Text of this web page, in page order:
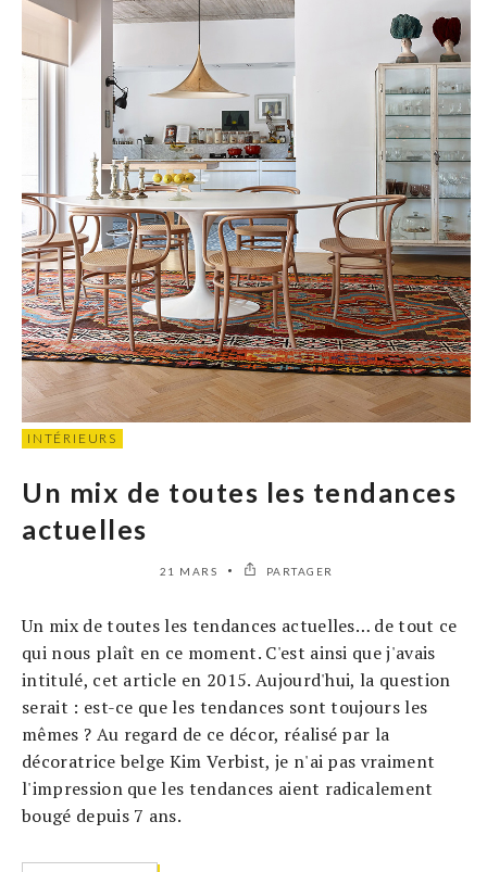
INTÉRIEURS
Un mix de toutes les tendances
actuelles
21 MARS PARTAGER
Un mix de toutes les tendances actuelles… de tout ce
qui nous plaît en ce moment. C'est ainsi que j'avais
intitulé, cet article en 2015. Aujourd'hui, la question
serait : est-ce que les tendances sont toujours les
mêmes ? Au regard de ce décor, réalisé par la
décoratrice belge Kim Verbist, je n'ai pas vraiment
l'impression que les tendances aient radicalement
bougé depuis 7 ans.